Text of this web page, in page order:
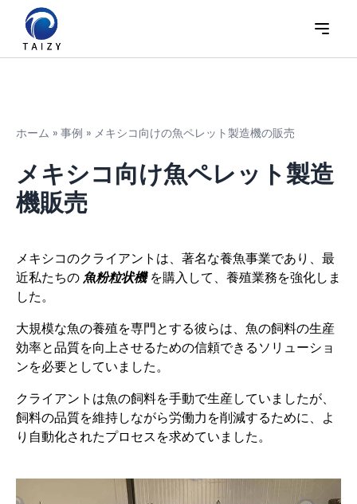
ホーム » 事例 » メキシコ向けの魚ペレット製造機の販売
メキシコ向け魚ペレット製造
機販売
メキシコのクライアントは、著名な養魚事業であり、最
近私たちの魚粉粒状機を購入して、養殖業務を強化しま
した。
大規模な魚の養殖を専門とする彼らは、魚の飼料の生産
効率と品質を向上させるための信頼できるソリューショ
ンを必要としていました。
クライアントは魚の飼料を手動で生産していましたが、
飼料の品質を維持しながら労働力を削減するために、よ
り自動化されたプロセスを求めていました。